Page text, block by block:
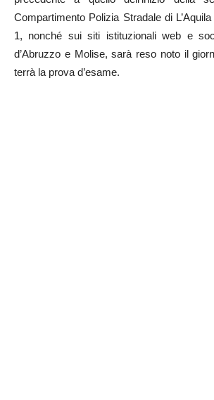
Compartimento Polizia Stradale di
1, nonché sui siti istituzionali web e
d’Abruzzo e Molise, sarà reso noto il
terrà la prova d’esame.